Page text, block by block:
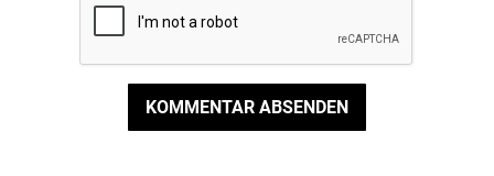
KOMMENTAR ABSENDEN